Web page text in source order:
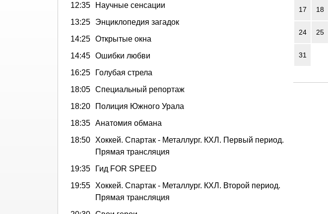
12:35
Научные сенсации
13:25
Энциклопедия загадок
14:25 Открытые окна
14:45 Ошибки любви
16:25
Голубая стрела
18:05 Специальный репортаж
18:20
Полиция Южного Урала
18:35 Анатомия обмана
18:50
Хоккей. Спартак - Металлург. КХЛ. Первый период.
Прямая трансляция
19:35
Гид FOR SPEED
19:55
Хоккей. Спартак - Металлург. КХЛ. Второй период.
Прямая трансляция
17 18
24 25
31